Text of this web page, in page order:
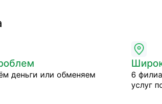
деньги или обменяем
6
услуг